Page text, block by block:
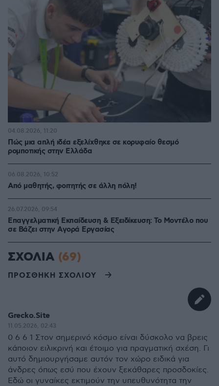
Πώς μια απλή ιδέα εξελίχθηκε σε κορυφαίο θεσμό
ρομποτικής στην Ελλάδα
04.08.2026, 11:20
Από μαθητής, φοιτητής σε άλλη πόλη!
06.08.2026, 10:52
Επαγγελματική Εκπαίδευση & Εξειδίκευση: Το Mοντέλο που
σε Bάζει στην Aγορά Eργασίας
26.07.2026, 09:54
ΣΧΟΛΙΑ (69)
ΠΡΟΣΘΗΚΗ ΣΧΟΛΙΟΥ
Grecko.Site
11.05.2026, 02:43
0 6 6 1 Στον σημερινό κόσμο είναι δύσκολο να βρεις
κάποιον ειλικρινή και έτοιμο για πραγματική σχέση. Γι
αυτό δημιουργήσαμε αυτόν τον χώρο ειδικά για
άνδρες όπως εσύ που έχουν ξεκάθαρες προσδοκίες.
Εδώ οι γυναίκες εκτιμούν την υπευθυνότητα την